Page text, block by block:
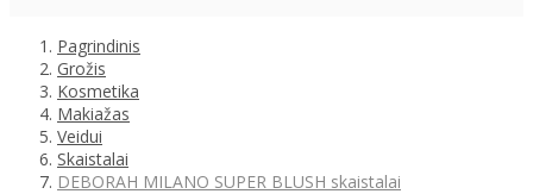
Pagrindinis
Grožis
Kosmetika
Makiažas
Veidui
Skaistalai
DEBORAH MILANO SUPER BLUSH skaistalai